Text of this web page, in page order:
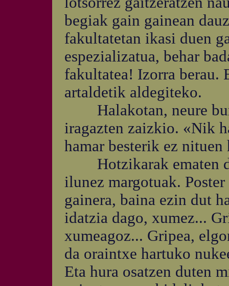
begiak gain gainean
fakultatetan ikasi duen
espezializatua, behar
fakultatea! Izorra berau.
artaldetik aldegiteko.
Halakotan, neure
iragazten zaizkio. «Nik
hamar besterik ez nituen
Hotzikarak ematen
ilunez margotuak.
gainera, baina ezin dut
idatzia dago, xumez...
xumeagoz... Gripea,
da oraintxe hartuko
Eta hura osatzen duten